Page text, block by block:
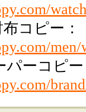
コピー：
パーコピ